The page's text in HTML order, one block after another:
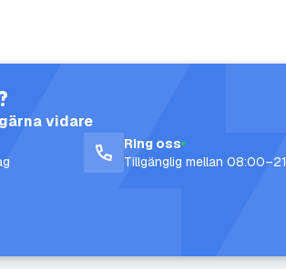
vidare
Ring oss
Tillgänglig mellan